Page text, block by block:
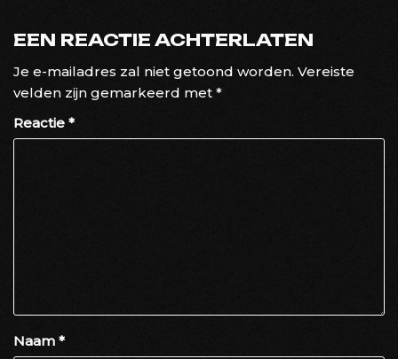
EEN REACTIE ACHTERLATEN
Je e-mailadres zal niet getoond worden. Vereiste
velden zijn gemarkeerd met *
Reactie *
Naam *